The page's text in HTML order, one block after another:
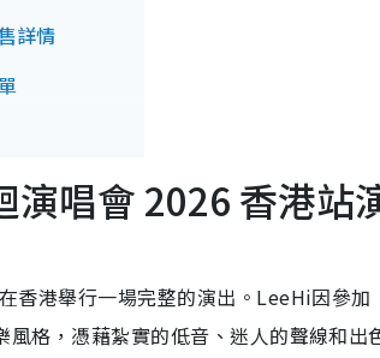
詳情
唱會 2026 香港站
香港舉行一場完整的演出。LeeHi因參加
格，憑藉紮實的低音、迷人的聲線和出